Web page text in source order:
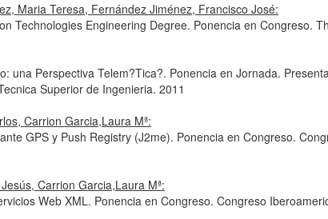
Maria Teresa, Fernández Jiménez, Francisco José:
Technologies Engineering Degree. Ponencia en Congreso.
una Perspectiva Telem?Tica?. Ponencia en Jornada.
Superior de Ingenieria. 2011
Carrion Garcia,Laura Mª:
GPS y Push Registry (J2me). Ponencia en Congreso.
Carrion Garcia,Laura Mª:
Web XML. Ponencia en Congreso. Congreso